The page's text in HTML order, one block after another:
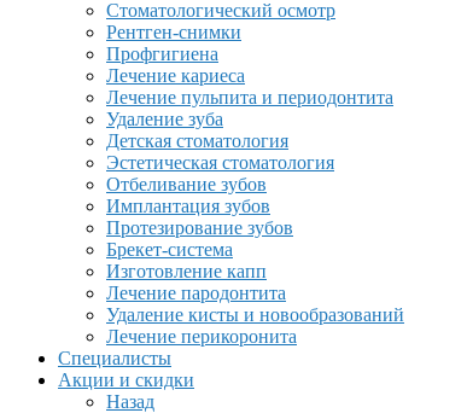
Стоматологический осмотр
Рентген-снимки
Профгигиена
Лечение кариеса
Лечение пульпита и периодонтита
Удаление зуба
Детская стоматология
Эстетическая стоматология
Отбеливание зубов
Имплантация зубов
Протезирование зубов
Брекет-система
Изготовление капп
Лечение пародонтита
Удаление кисты и новообразований
Лечение перикоронита
Специалисты
Акции и скидки
Назад